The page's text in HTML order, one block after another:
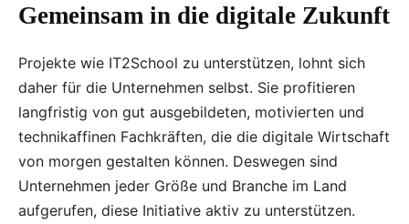
Gemeinsam in die digitale Zukunft
Projekte wie IT2School zu unterstützen, lohnt sich
daher für die Unternehmen selbst. Sie profitieren
langfristig von gut ausgebildeten, motivierten und
technikaffinen Fachkräften, die die digitale Wirtschaft
von morgen gestalten können. Deswegen sind
Unternehmen jeder Größe und Branche im Land
aufgerufen, diese Initiative aktiv zu unterstützen.